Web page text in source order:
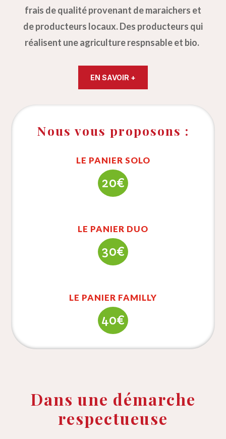
frais de qualité provenant de maraichers et
de producteurs locaux. Des producteurs qui
réalisent une agriculture respnsable et bio.
EN SAVOIR +
Nous vous proposons :
LE PANIER SOLO
20€
LE PANIER DUO
30€
LE PANIER FAMILLY
40€
Dans une démarche
respectueuse